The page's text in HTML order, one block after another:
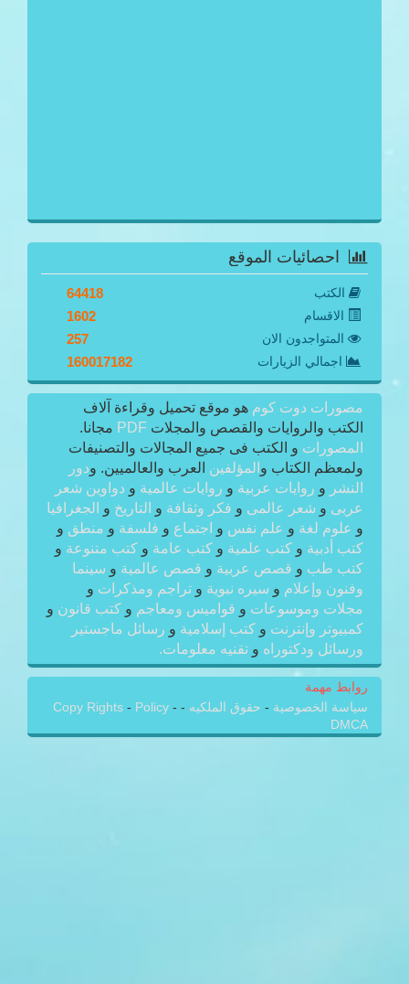
احصائيات الموقع
الكتب 64418
الاقسام 1602
المتواجدون الان 257
اجمالي الزيارات 160017182
مصورات دوت كوم هو موقع تحميل وقراءة آلاف
الكتب والروايات والقصص والمجلات PDF مجانا.
المصورات و الكتب فى جميع المجالات والتصنيفات
ولمعظم الكتاب و المؤلفين العرب والعالميين. ودور
النشر و روايات عربية و روايات عالمية و دواوين شعر
عربى و شعر عالمى و فكر وثقافة و التاريخ و الجغرافيا
و علوم لغة و علم نفس و اجتماع و فلسفة و منطق و
كتب أدبية و كتب علمية و كتب عامة و كتب متنوعة و
كتب طب و قصص عربية و قصص عالمية و سينما
وفنون وإعلام و سيره نبوية و تراجم ومذكرات و
مجلات وموسوعات و قواميس ومعاجم و كتب قانون و
كمبيوتر وإنترنت و كتب إسلامية و رسائل ماجستير
ورسائل ودكتوراه و تقنيه معلومات.
روابط مهمة
سياسة الخصوصية - حقوق الملكيه -
Copy Rights - Policy -
DMCA